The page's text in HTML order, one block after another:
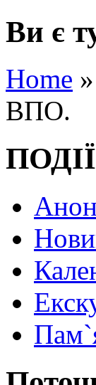
Ви є
Home »
ВПО.